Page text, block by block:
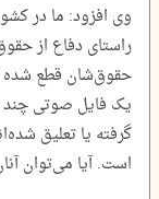
وی افزود: ما در
راستای دفاع از
حقوق‌شان قطع شده
یک فایل صوتی
گرفته‌ یا تعلیق
است. آیا می‌توان